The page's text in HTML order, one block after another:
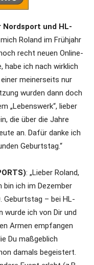
Nordsport und HL-
mich Roland im Frühjahr
recht neuen Online-
habe ich nach wirklich
meinerseits nur
wurden dann doch
„Lebenswerk“, lieber
die über die Jahre
an. Dafür danke ich
Geburtstag.“
: „Lieber Roland,
ich im Dezember
Geburtstag – bei HL-
wurde ich von Dir und
Armen empfangen
Du maßgeblich
damals begeistert.